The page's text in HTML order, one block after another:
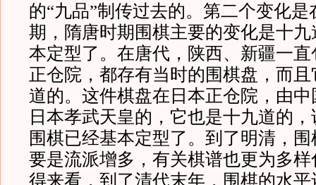
的“九品”制传过去的。第二个变化是
期，隋唐时期围棋主要的变化是十
本定型了。在唐代，陕西、新疆一
正仓院，都存有当时的围棋盘，而
道的。这件棋盘在日本正仓院，由
日本孝武天皇的，它也是十九道的
围棋已经基本定型了。到了明清，
要是流派增多，有关棋谱也更为多
得来看，到了清代末年，围棋的水